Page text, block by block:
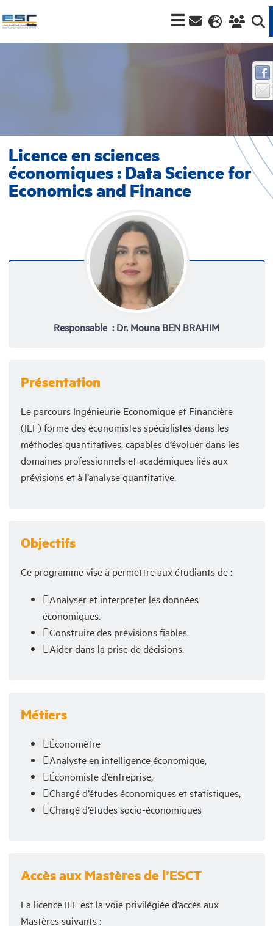
Licence en sciences
économiques : Data Science for
Economics and Finance
Responsable : Dr. Mouna BEN BRAHIM
Présentation
Le parcours Ingénieurie Economique et Financière
(IEF) forme des économistes spécialistes dans les
méthodes quantitatives, capables d’évoluer dans les
domaines professionnels et académiques liés aux
prévisions et à l’analyse quantitative.
Objectifs
Ce programme vise à permettre aux étudiants de :
Analyser et interpréter les données
économiques.
Construire des prévisions fiables.
Aider dans la prise de décisions.
Métiers
Économètre
Analyste en intelligence économique,
Économiste d’entreprise,
Chargé d’études économiques et statistiques,
Chargé d’études socio-économiques
Accès aux Mastères de l’ESCT
La licence IEF est la voie privilégiée d’accès aux
Mastères suivants :